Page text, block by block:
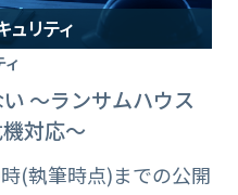
ュリティ
～ランサムハウス
対応～
(執筆時点)までの公開